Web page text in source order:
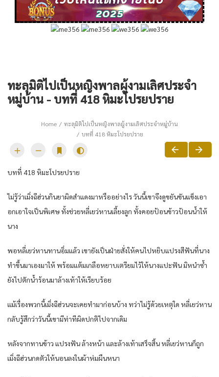
ทะลุมิติไปเป็นหญิงพาลผู้งามเลิศประจำ
หมู่บ้าน - บทที่ 418 หิมะโปรยปราย
Home
ทะลุมิติไปเป็นหญิงพาลผู้งามเลิศประจำหมู่บ้าน
บทที่ 418 หิมะโปรยปราย
บทที่ 418 หิมะโปรยปราย
ไม่รู้ว่าเมิ่งฉีฮ่วนกินยาผิดสำแดงมาหรืออย่างไร วันนี้เขาจึงดูขยันขันแข็งเอา
อกเอาใจเป็นพิเศษ ทั้งช่วยหลี่เยว่หานเลี้ยงลูก ทั้งคอยป้อนข้าวป้อนน้ำให้
นาง
พอหลี่เยว่หานทานอิ่มแล้ว เขายังเป็นฝ่ายสั่งให้คนไปหยิบแปรงสีฟันที่นาง
ทำขึ้นมาเองมาให้ พร้อมแต้มเกลือหยาบเตรียมไว้ให้นางแปะฟัน มิหนำซ้ำ
ยังไปตักน้ำร้อนมาล้างเท้าให้เรียบร้อย
แม้เรื่องพวกนี้เมิ่งฉีฮ่วนจะเคยทำมาก่อนบ้าง ทว่าไม่รู้ด้วยเหตุใด หลี่เยว่หาน
กลับรู้สึกว่าวันนี้เขามีท่าทีผิดปกติไปจากเดิม
หลังจากทานข้าว แปรงฟัน ล้างหน้า และล้างเท้าเสร็จสิ้น หลี่เยว่หานก็ถูก
เมิ่งฉีฮ่วนกดตัวให้นอนลงในผ้าห่มผืนหนา